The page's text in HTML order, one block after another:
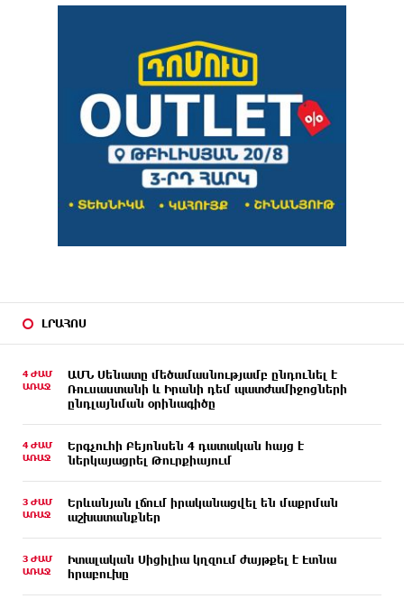
ԼՐԱՀՈՍ
4 ԺԱՄ
ԱՌԱՋ
ԱՄՆ Սենատը մեծամասնությամբ ընդունել է
Ռուսաստանի և Իրանի դեմ պատժամիջոցների
ընդլայնման օրինագիծը
4 ԺԱՄ
ԱՌԱՋ
Երգչուհի Բեյոնսեն ​​4 դատական հայց է
ներկայացրել Թուրքիայում
3 ԺԱՄ
ԱՌԱՋ
Երևանյան լճում իրականացվել են մաքրման
աշխատանքներ
3 ԺԱՄ
ԱՌԱՋ
Իտալական Սիցիլիա կղզում ժայթքել է Էտնա
հրաբուխը